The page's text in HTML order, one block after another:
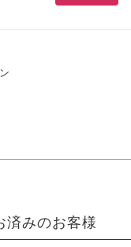
済みのお客様